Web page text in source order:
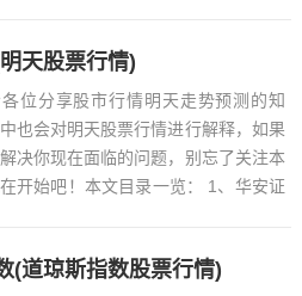
天股票行情)
位分享股市行情明天走势预测的知
也会对明天股票行情进行解释，如果
决你现在面临的问题，别忘了关注本
开始吧！本文目录一览： 1、华安证
(道琼斯指数股票行情)